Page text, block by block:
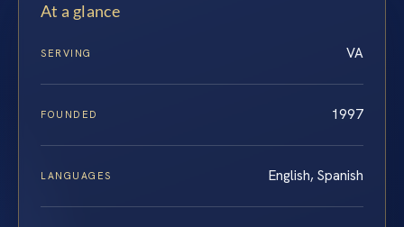
At a glance
SERVING VA
FOUNDED 1997
LANGUAGES English, Spanish